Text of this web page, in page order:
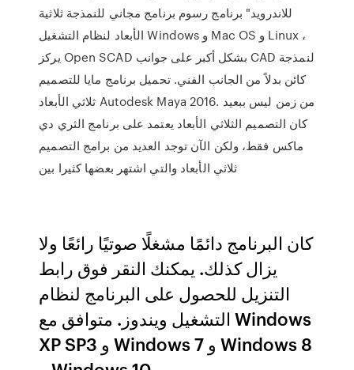
للاندرويد" برنامج رسوم برنامج مجاني للنمذجة ثلاثية
الأبعاد لنظام التشغيل Windows و Mac OS و Linux ،
يركز Open SCAD بشكل أكبر على جوانب CAD لنمذجة
كائن بدلاً من الجانب الفني. تحميل برنامج مايا للتصميم
ثلاثي الأبعاد Autodesk Maya 2016. من زمن ليس ببعيد
كان التصميم الثلاثي الأبعاد يعتمد على برنامج الثري دي
ماكس فقط، ولكن الآن توجد العديد من برامج التصميم
ثلاثي الأبعاد والتي اشتهر بعضها كثيرا بين
كان البرنامج دائمًا مشغلًا صوتيًا رائعًا ولا
يزال كذلك. يمكنك النقر فوق رابط
التنزيل للحصول على البرنامج لنظام
التشغيل ويندوز. متوافق مع Windows
XP SP3 و Windows 7 و Windows 8